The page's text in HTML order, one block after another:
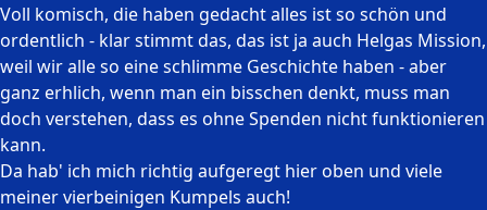
Voll komisch, die haben gedacht alles ist so schön und
ordentlich - klar stimmt das, das ist ja auch Helgas Mission,
weil wir alle so eine schlimme Geschichte haben - aber
ganz erhlich, wenn man ein bisschen denkt, muss man
doch verstehen, dass es ohne Spenden nicht funktionieren
kann.
Da hab' ich mich richtig aufgeregt hier oben und viele
meiner vierbeinigen Kumpels auch!